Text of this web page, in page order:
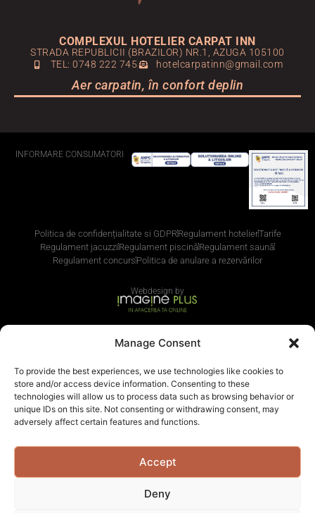
Manage Consent
To provide the best experiences, we use technologies like cookies to
store and/or access device information. Consenting to these
technologies will allow us to process data such as browsing behavior or
unique IDs on this site. Not consenting or withdrawing consent, may
adversely affect certain features and functions.
Accept
Deny
COMPLEXUL HOTELIER CARPAT INN
STRADA REPUBLICII (BRAZILOR) NR.1, AZUGA 105100
TEL: 0748 222 745
hotelcarpatinn@gmail.com
Aer carpatin, în confort deplin
Politica de confidențialitate si GDPRRegulament hotelierTarife
Regulament jacuzzi Regulament piscină Regulament saună
Regulament concurs Politica de anulare a rezervărilor
Webdesign by
Cum pot plăti?
Acceptăm și plata cu carduri de vacanță
INFORMARE CONSUMATORI